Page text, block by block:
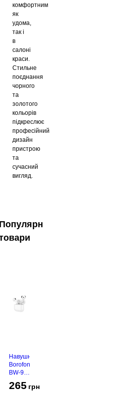
комфортним
як
удома,
так і
в
салоні
краси.
Стильне
поєднання
чорного
та
золотого
кольорів
підкреслює
професійний
дизайн
пристрою
та
сучасний
вигляд.
Навушники
Borofone
BW-94
265 грн